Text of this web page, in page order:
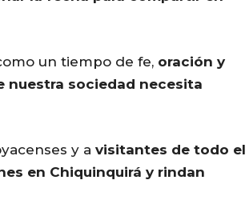
un tiempo de fe, oración y
nuestra sociedad necesita
y a visitantes de todo el
en Chiquinquirá y rindan